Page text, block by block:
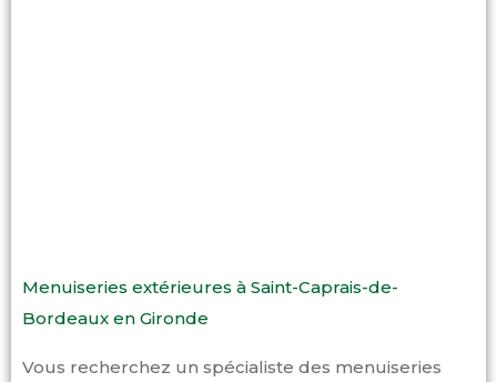
Menuiseries extérieures à Saint-Caprais-de-
Bordeaux en Gironde
Vous recherchez un spécialiste des menuiseries